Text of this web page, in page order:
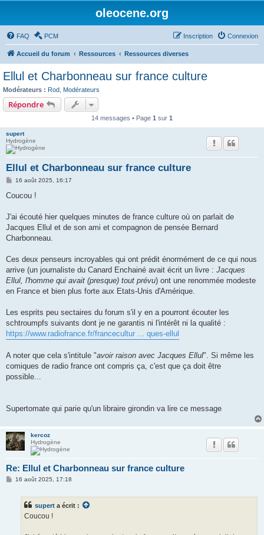
oleocene.org
FAQ PCM Connexion
Inscription
Accueil du forum Ressources Ressources diverses
Ellul et Charbonneau sur france culture
Modérateurs : Rod Modérateurs
Répondre
14 messages • Page 1 sur 1
supert
Hydrogène
Ellul et Charbonneau sur france culture
M
s
g
16 août 2025, 16:17
Coucou !
J'ai écouté hier quelques minutes de france culture où on parlait de
Jacques Ellul et de son ami et compagnon de pensée Bernard
Charbonneau.
Ces deux penseurs incroyables qui ont prédit énormément de ce qui nous
arrive (un journaliste du Canard Enchainé avait écrit un livre : Jacques
Ellul, l'homme qui avait (presque) tout prévu) ont une renommée modeste
en France et bien plus forte aux Etats-Unis d'Amérique.
Les esprits peu sectaires du forum s'il y en a pourront écouter les
schtroumpfs suivants dont je ne garantis ni l'intérêt ni la qualité :
https://www.radiofrance.fr/francecultur ... ques-ellul
A noter que cela s'intitule "avoir raison avec Jacques Ellul". Si même les
comiques de radio france ont compris ça, c'est que ça doit être
possible...
Supertomate qui parie qu'un libraire girondin va lire ce message
kercoz
Hydrogène
Re: Ellul et Charbonneau sur france culture
M16 août 2025, 17:18
supert a écrit :
Coucou !